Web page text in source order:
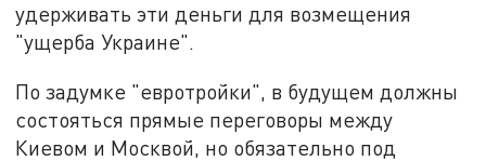
удерживать эти деньги для возмещения
"ущерба Украине".
По задумке "евротройки", в будущем должны
состояться прямые переговоры между
Киевом и Москвой, но обязательно под